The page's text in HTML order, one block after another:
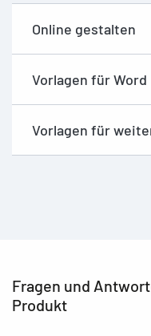
Online gestalten
Vorlagen für Word
Vorlagen für
Fragen und
Produkt